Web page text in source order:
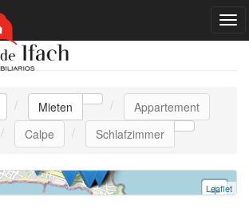
Mieten
Appartement
Calpe Schlafzimmer
Appartement
1 schlafzimmer | 4 Personen
VT-447448-A | Ref. A131 | Mieten
+
Leaflet